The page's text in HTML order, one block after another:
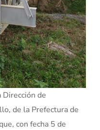
de
de la Prefectura de
con fecha 5 de